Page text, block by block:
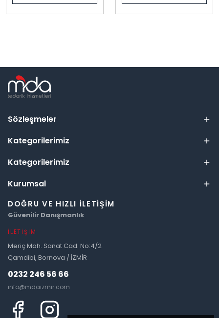
Sözleşmeler
Kategorilerimiz
Kategorilerimiz
Kurumsal
DOĞRU VE HIZLI İLETIŞIM
Güvenilir Danışmanlık
İLETIŞIM
Meriç Mah. Sanat Cad. No:4/2
Çamdibi, Bornova / İZMİR
0232 246 56 66
info@mdaizmir.com